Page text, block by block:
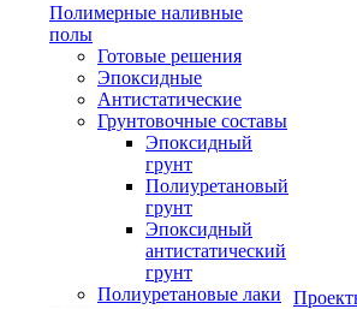
Полимерные наливные
полы
Готовые решения
Эпоксидные
Антистатические
Грунтовочные составы
Эпоксидный
грунт
Полиуретановый
грунт
Эпоксидный
антистатический
грунт
Полиуретановые лаки